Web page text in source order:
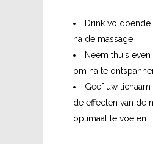
Drink voldoende
na de massage
Neem thuis
om na te
Geef uw
de effecten van de
optimaal te voelen